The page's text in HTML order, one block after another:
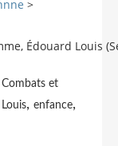
>
Édouard Louis
Combats et
, enfance,